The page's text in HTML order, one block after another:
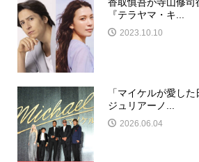
『テラヤマ・キ...
2023.10.10
「マイケルが愛し
ジュリアーノ...
2026.06.04